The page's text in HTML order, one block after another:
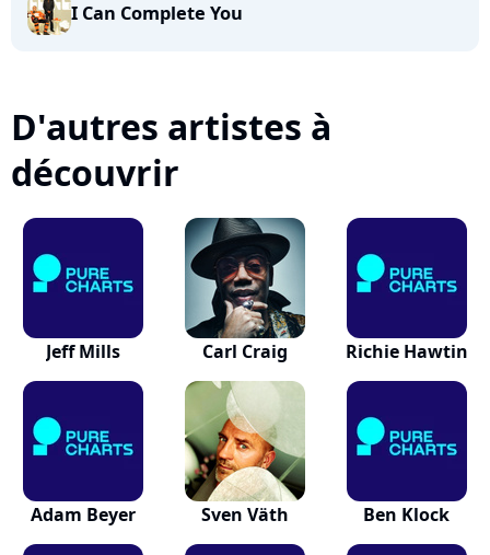
I Can Complete You
D'autres artistes à
découvrir
Jeff Mills Carl Craig Richie Hawtin
Adam Beyer Sven Väth Ben Klock